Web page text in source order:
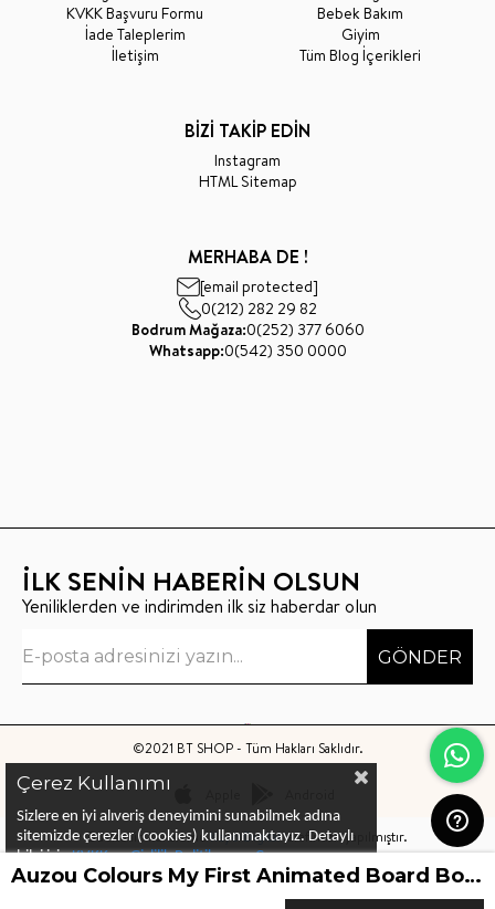
KVKK Başvuru Formu
İade Taleplerim
İletişim
Bebek Bakım
Giyim
Tüm Blog İçerikleri
BİZİ TAKİP EDİN
Instagram
HTML Sitemap
MERHABA DE !
[email protected]
0(212) 282 29 82
Bodrum Mağaza:0(252) 377 6060
Whatsapp:0(542) 350 0000
İLK SENİN HABERİN OLSUN
Yeniliklerden ve indirimden ilk siz haberdar olun
GÖNDER
©2021 BT SHOP - Tüm Hakları Saklıdır.
Bu sitenin kurulumuKeyo Digitaltarafından yapılmıştır.
Çerez Kullanımı
Sizlere en iyi alıveriş deneyimini sunabilmek adına
sitemizde çerezler (cookies) kullanmaktayız. Detaylı
bilgi için KVKK ve Gizlilik Politikası veÇerez
Politikalarını inceleyebilirsiniz Auzou Colours My First Animated Board Book